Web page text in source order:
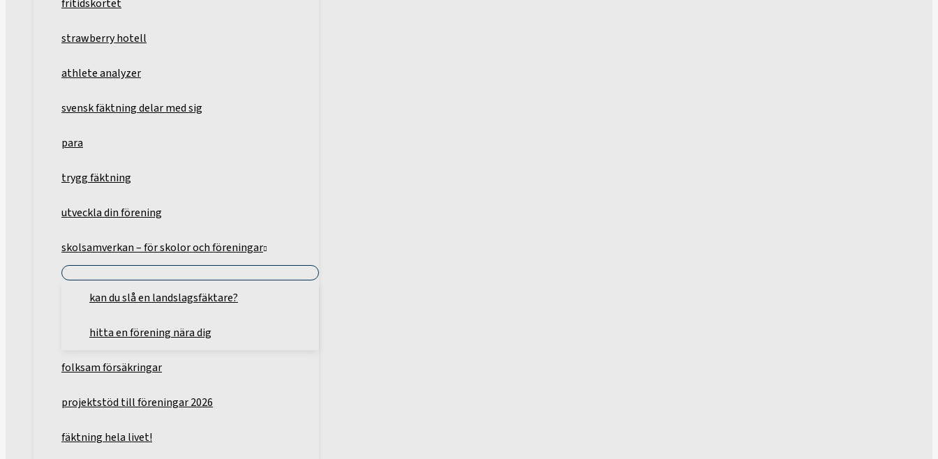
fritidskortet
strawberry hotell
athlete analyzer
svensk fäktning delar med sig
para
trygg fäktning
utveckla din förening
skolsamverkan – för skolor och föreningar
kan du slå en landslagsfäktare?
hitta en förening nära dig
folksam försäkringar
projektstöd till föreningar 2026
fäktning hela livet!